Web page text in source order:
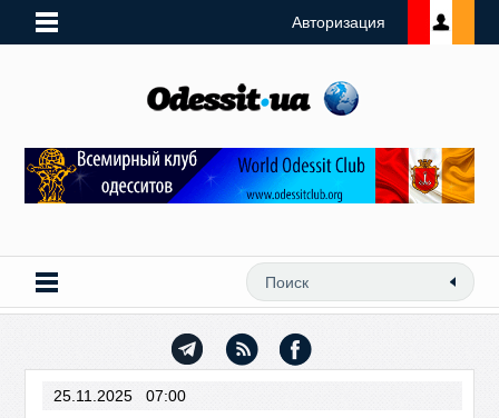
Авторизация
25.11.2025 07:00